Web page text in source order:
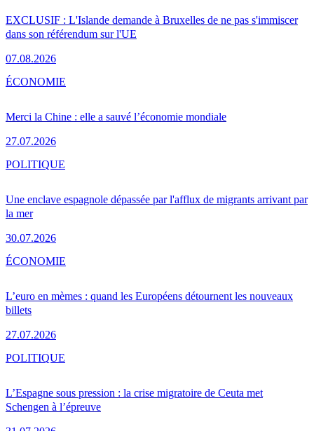
EXCLUSIF : L'Islande demande à Bruxelles de ne pas s'immiscer
dans son référendum sur l'UE
07.08.2026
Merci la Chine : elle a sauvé l’économie mondiale
27.07.2026
ÉCONOMIE
Une enclave espagnole dépassée par l'afflux de migrants arrivant par
la mer
30.07.2026
POLITIQUE
L’euro en mèmes : quand les Européens détournent les nouveaux
billets
27.07.2026
ÉCONOMIE
L’Espagne sous pression : la crise migratoire de Ceuta met
Schengen à l’épreuve
POLITIQUE